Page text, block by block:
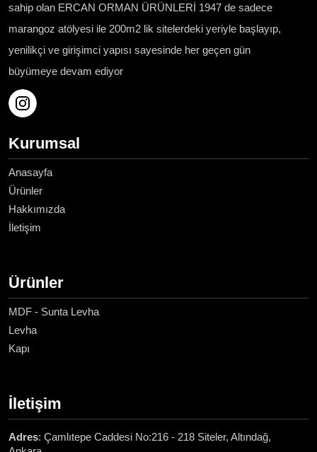
sahip olan ERCAN ORMAN ÜRÜNLERİ 1947 de sadece
marangoz atölyesi ile 200m2 lik sitelerdeki yeriyle başlayıp,
yenilikçi ve girişimci yapısı sayesinde her geçen gün
büyümeye devam ediyor
Kurumsal
Anasayfa
Ürünler
Hakkımızda
İletişim
Ürünler
MDF - Sunta Levha
Levha
Kapı
İletişim
Adres: Çamlıtepe Caddesi No:216 - 218 Siteler, Altındağ,